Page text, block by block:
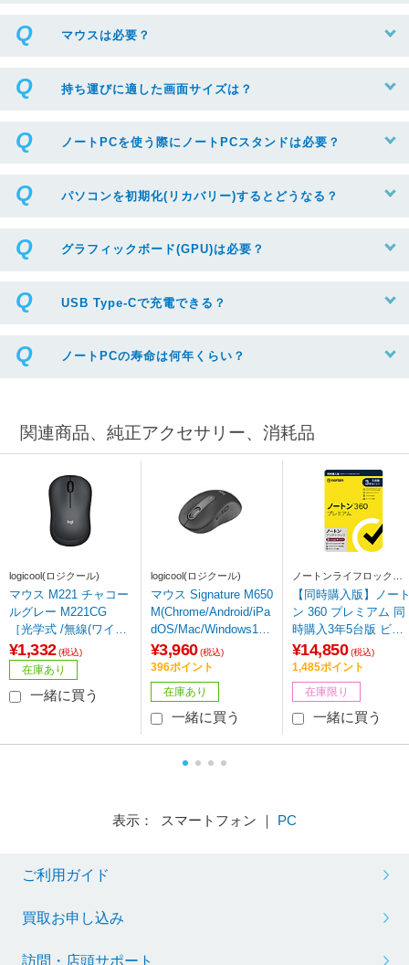
マウスは必要？
持ち運びに適した画面サイズは？
ノートPCを使う際にノートPCスタンドは必要？
パソコンを初期化(リカバリー)するとどうなる？
グラフィックボード(GPU)は必要？
USB Type-Cで充電できる？
ノートPCの寿命は何年くらい？
関連商品、純正アクセサリー、消耗品
logicool(ロジクール)
マウス M221 チャコー
ルグレー M221CG
［光学式 /無線(ワイヤ
レス) /3ボタン /USB］
¥1,332 (税込)
在庫あり
一緒に買う
logicool(ロジクール)
マウス Signature M650
M(Chrome/Android/iPa
dOS/Mac/Windows11
対応) グラファイト M6
50MGR ［光学式 /無線
(ワイヤレス) /5ボタン
/Bluetooth・USB］
¥3,960 (税込)
396ポイント
在庫あり
一緒に買う
ノートンライフロック
Norton Lifelock
【同時購入版】ノー
ン 360 プレミアム 同
時購入3年5台版 ビッ
クカメラグループ専
［Win・Mac・Androi
d・iOS用］
¥14,850 (税込)
1,485ポイント
在庫限り
一緒に買う
表示： スマートフォン ｜ PC
ご利用ガイド
買取お申し込み
訪問・店頭サポート